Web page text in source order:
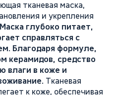
тканевая маска,
и укрепления
Маска глубоко питает,
справляться с
Благодаря формуле,
керамидов, средство
влаги в коже и
Тканевая
к коже, обеспечивая